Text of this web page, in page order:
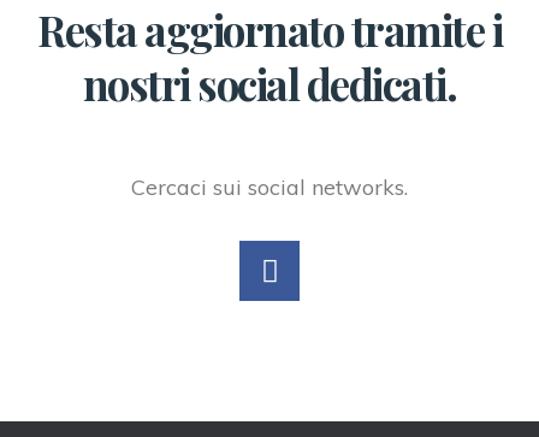
Resta aggiornato tramite i
nostri social dedicati.
Cercaci sui social networks.